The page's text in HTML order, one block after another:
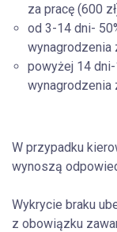
za pracę (600
od 3-14 dni-
wynagrodzenia
powyżej 14
wynagrodzenia
W przypadku
wynoszą
Wykrycie braku
z obowiązku